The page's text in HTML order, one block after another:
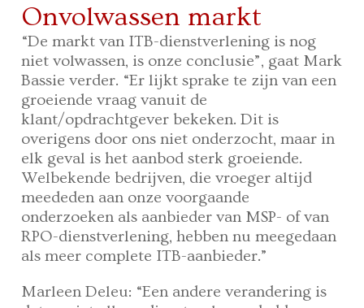
Onvolwassen markt
“De markt van ITB-dienstverlening is nog
niet volwassen, is onze conclusie”, gaat Mark
Bassie verder. “Er lijkt sprake te zijn van een
groeiende vraag vanuit de
klant/opdrachtgever bekeken. Dit is
overigens door ons niet onderzocht, maar in
elk geval is het aanbod sterk groeiende.
Welbekende bedrijven, die vroeger altijd
meededen aan onze voorgaande
onderzoeken als aanbieder van MSP- of van
RPO-dienstverlening, hebben nu meegedaan
als meer complete ITB-aanbieder.”
Marleen Deleu: “Een andere verandering is